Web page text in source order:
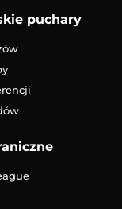
puchary